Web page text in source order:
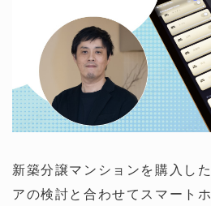
新築分譲マンションを購入し
アの検討と合わせてスマート